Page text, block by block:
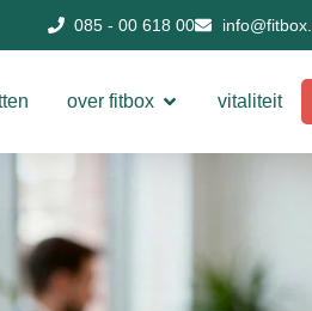
085 - 00 618 00
over fitbox vitaliteit